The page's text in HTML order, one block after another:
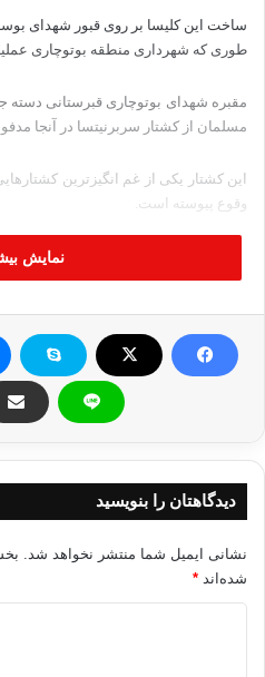
ساخت این کلیسا بر روی قبور شهدای
طوری که شهرداری منطقه بوتوچاری
مسلمان از کشتار سربرنیتسا در آنجا
این کشتار یکی از غم انگیزترین
وقوع پیوسته است.
در حالی که پارلمان اروپا و دادگاه
هر ساله جمع بسیاری از مردم برای
خانواده های قربانیان کشتار
ساخت کلیسا را متوقف کنند و
برگرفته از تابش
صربستان مسلمانان لاهه
نمایش
دیدگاهتان را بنویسید
نشانی ایمیل شما منتشر نخواهد شد.
شده‌اند *